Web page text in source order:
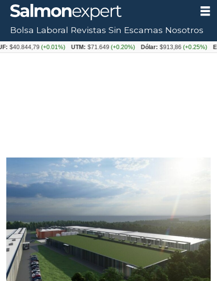
Tag:
Bolsa Laboral Revistas Sin Escamas Nosotros
(+0.01%) UTM: $71.649 (+0.20%) Dólar: $913,86 (+0.25%) Euro: